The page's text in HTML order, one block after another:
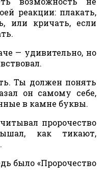
реакции: плакать,
или кричать, если
— удивительно, но
Ты должен понять
он самому себе,
в камне буквы.
пророчество
как тикают,
было «Пророчество